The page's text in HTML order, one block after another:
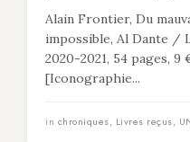
Alain Frontier, Du
impossible, Al Dante /
2020-2021, 54 pages, 9
[Iconographie...
in chroniques, Livres reçus,